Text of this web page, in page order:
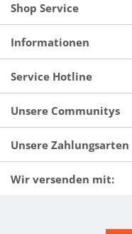
Shop Service
Informationen
Service Hotline
Unsere Communitys
Unsere Zahlungsarten
Wir versenden mit: